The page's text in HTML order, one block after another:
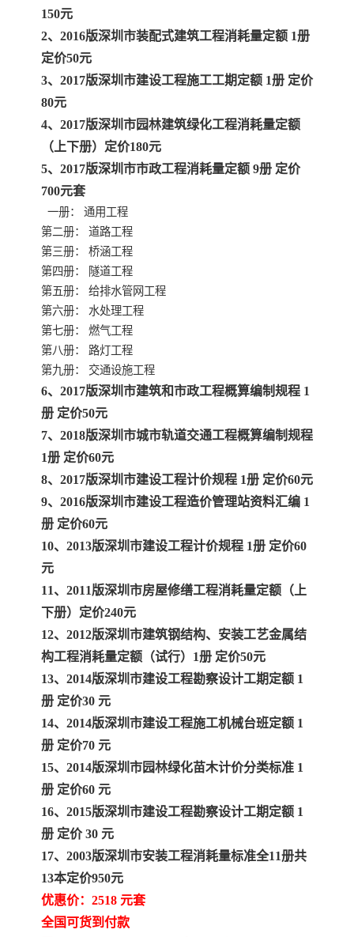
150元
2、2016版深圳市装配式建筑工程消耗量定额 1册
定价50元
3、2017版深圳市建设工程施工工期定额 1册 定价
80元
4、2017版深圳市园林建筑绿化工程消耗量定额
（上下册）定价180元
5、2017版深圳市市政工程消耗量定额 9册 定价
700元套
一册： 通用工程
第二册： 道路工程
第三册： 桥涵工程
第四册： 隧道工程
第五册： 给排水管网工程
第六册： 水处理工程
第七册： 燃气工程
第八册： 路灯工程
第九册： 交通设施工程
6、2017版深圳市建筑和市政工程概算编制规程 1
册 定价50元
7、2018版深圳市城市轨道交通工程概算编制规程
1册 定价60元
8、2017版深圳市建设工程计价规程 1册 定价60元
9、2016版深圳市建设工程造价管理站资料汇编 1
册 定价60元
10、2013版深圳市建设工程计价规程 1册 定价60
元
11、2011版深圳市房屋修缮工程消耗量定额（上
下册）定价240元
12、2012版深圳市建筑钢结构、安装工艺金属结
构工程消耗量定额（试行）1册 定价50元
13、2014版深圳市建设工程勘察设计工期定额 1
册 定价30 元
14、2014版深圳市建设工程施工机械台班定额 1
册 定价70 元
15、2014版深圳市园林绿化苗木计价分类标准 1
册 定价60 元
16、2015版深圳市建设工程勘察设计工期定额 1
册 定价 30 元
17、2003版深圳市安装工程消耗量标准全11册共
13本定价950元
优惠价：2518 元套
全国可货到付款
电力工程预算概算定额
江苏省建设工程计价定额
四川省清单定额
云南省建设工程预算定额
陕西省水利工程概预算定 宁夏建设工程计价定额
冶金工业建设工程概算定
天津建设工程预算定额
广东省水利水电概预算定
四川省清单计价定额